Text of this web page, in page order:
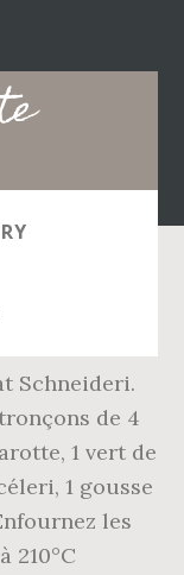
"Bourride
Schneideri.
de 4
1 vert de
1 gousse
les
210°C